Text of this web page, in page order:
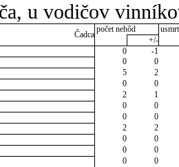
u vodičov
Čadca
počet nehôd
+/-
0
-1
0
0
5
2
0
0
2
1
0
0
0
0
2
2
0
0
0
0
0
0